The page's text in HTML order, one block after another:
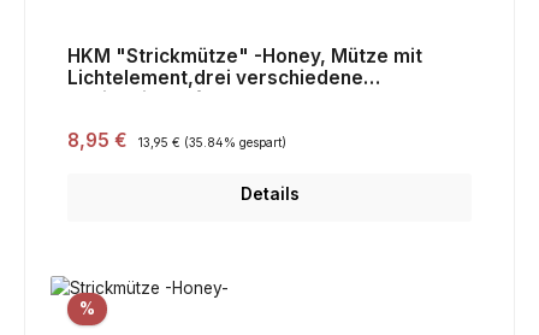
HKM "Strickmütze" -Honey, Mütze mit
Lichtelement,drei verschiedene
Verkaufspreis:
8,95 € Regulärer Preis:
13,95 € (35.84% gespart)
Details
%Rabatt